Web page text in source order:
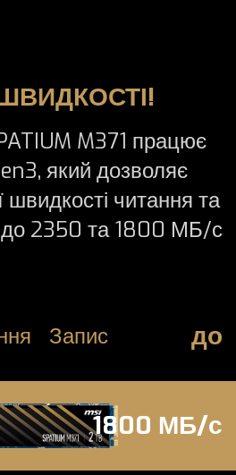
M371 працює
який дозволяє
швидкості читання та
до 2350 та 1800 МБ/с
Запис до
1800 МБ/с